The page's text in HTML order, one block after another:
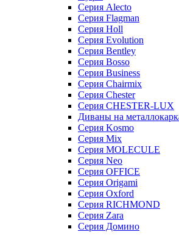
Серия Alecto
Серия Flagman
Серия Holl
Серия Evolution
Серия Bentley
Серия Bosso
Серия Business
Серия Chairmix
Серия Chester
Серия CHESTER-LUX
Диваны на
Серия Kosmo
Серия Mix
Серия MOLECULE
Серия Neo
Серия OFFICE
Серия Origami
Серия Oxford
Серия RICHMOND
Серия Zara
Серия Домино